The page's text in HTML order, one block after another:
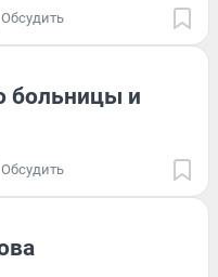
Обсудить
больницы и
Обсудить